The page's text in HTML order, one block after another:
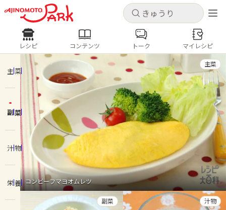
キャンセル
ログインするとレシピを保存できます
ログイン 新規登録
ホーム
コンテンツ
レシピ
トーク
キャンセル
レシピ コンテンツ
人気の食材・レシピ
きゅうり なす トマト
とうもろこし
ピーマン
みょうが ゴーヤ
レシピ コンテンツ トーク マイレシピ
主菜
副菜
汁物
栄養 コンビーフマヨオムレツ
主菜
副菜 汁物